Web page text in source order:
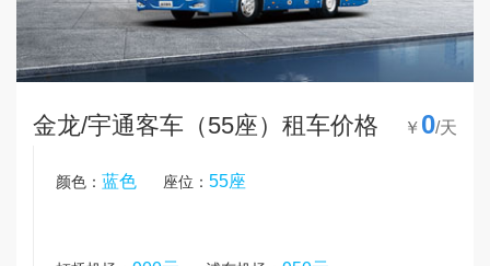
金龙/宇通客车（55座）租车价格 ￥ 0/天
颜色： 蓝色 座位： 55座